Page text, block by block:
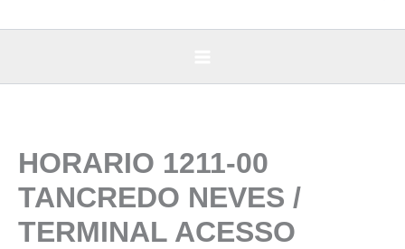
HORARIO 1211-00
TANCREDO NEVES /
TERMINAL ACESSO